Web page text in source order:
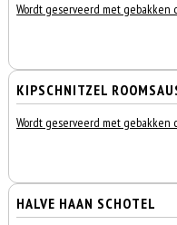
Wordt geserveerd met gebakken
KIPSCHNITZEL
Wordt geserveerd met gebakken
HALVE HAAN SCHOTEL